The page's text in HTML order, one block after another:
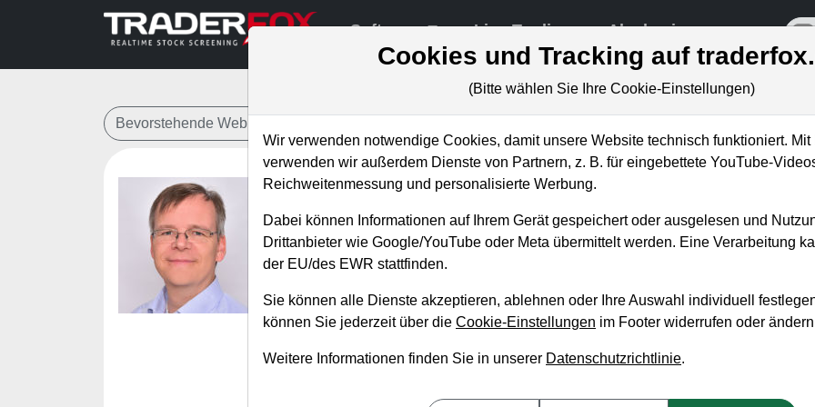
Software Live-Trading Akademie
Bevorstehende Webinare
Serie - Die wichtigsten Indikatoren
dem Chaikin Money Flow (CMF)
Referent:Martin König
Seminar-Unterlagen:
Martin König stellt in seiner Entwickler-Konferenz am Donnerstag die beiden
Cookies und Tracking auf
(Bitte wählen Sie Ihre Cookie-Einstellungen)
Wir verwenden notwendige Cookies, damit unsere Website technisch funktioniert.
verwenden wir außerdem Dienste von Partnern, z. B. für eingebettete YouTube-
Reichweitenmessung und personalisierte Werbung.
Dabei können Informationen auf Ihrem Gerät gespeichert oder ausgelesen und
Drittanbieter wie Google/YouTube oder Meta übermittelt werden. Eine Verarbeitung
der EU/des EWR stattfinden.
Sie können alle Dienste akzeptieren, ablehnen oder Ihre Auswahl individuell
können Sie jederzeit über die Cookie-Einstellungen im Footer widerrufen oder
Weitere Informationen finden Sie in unserer Datenschutzrichtlinie.